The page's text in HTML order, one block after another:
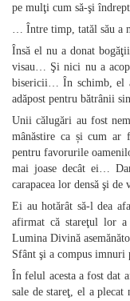
pe mulţi cum să‑şi
… Între timp, tatăl său a
Însă el nu a donat
visau… Şi nici nu a
bisericii… În schimb, el
adăpost pentru bătrânii
Unii călugări au fost
mânăstire ca și cum
pentru favorurile
mai joase decât ei…
carapacea lor densă şi
Ei au hotărât să‑l dea
afirmat că stareţul lor
Lumina Divină
Sfânt şi a compus
În felul acesta a fost dat
sale de stareţ, el a